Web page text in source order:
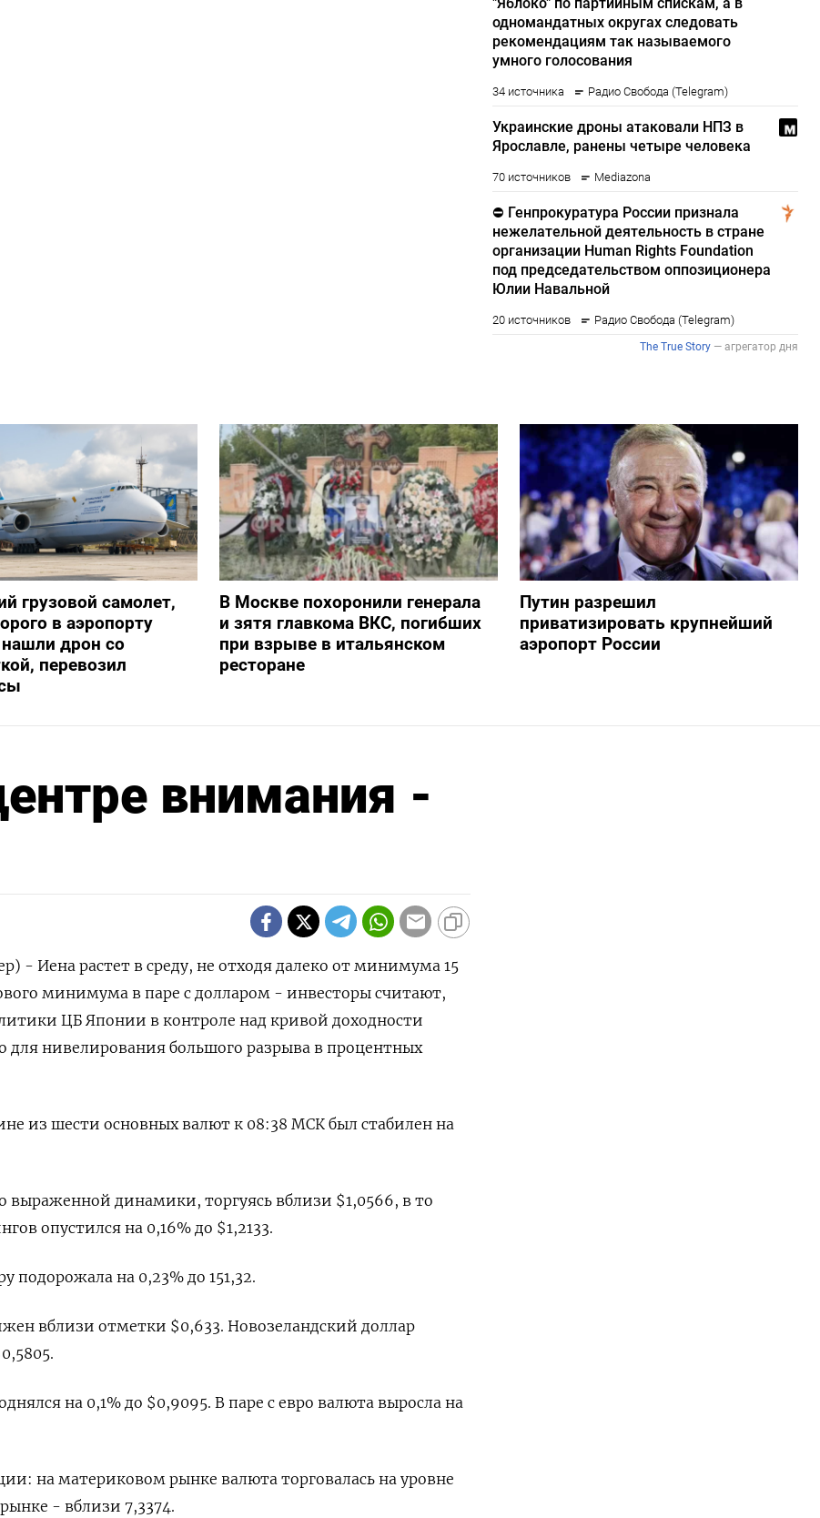
грузовой самолет,
в аэропорту
дрон со
перевозил
В Москве похоронили генерала
и зятя главкома ВКС, погибших
при взрыве в итальянском
ресторане
Путин разрешил
приватизировать крупнейший
аэропорт России
внимания -
- Иена растет в среду, не отходя далеко от минимума 15
минимума в паре с долларом - инвесторы считают,
ЦБ Японии в контроле над кривой доходности
для нивелирования большого разрыва в процентных
из шести основных валют к 08:38 МСК был стабилен на
выраженной динамики, торгуясь вблизи $1,0566​, в то
опустился на 0,16% до $1,2133​.
подорожала на 0,23%​ до 151,32.
вблизи отметки $0,633​. Новозеландский доллар
на 0,1% до $0,9095​. В паре с евро валюта выросла на
на материковом рынке валюта торговалась на уровне
- вблизи 7,3374.